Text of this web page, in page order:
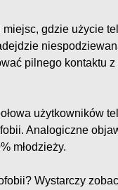
gdzie użycie
pilnego kontaktu
użytkowników
Analogiczne
młodzieży.
Wystarczy